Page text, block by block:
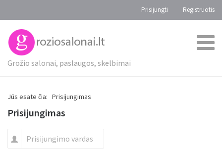
Prisijungti Registruotis
Grožio salonai, paslaugos, skelbimai
Jūs esate čia: Prisijungimas
Prisijungimas